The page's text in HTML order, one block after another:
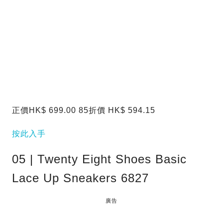
正價HK$ 699.00 85折價 HK$ 594.15
按此入手
05 | Twenty Eight Shoes Basic
Lace Up Sneakers 6827
廣告